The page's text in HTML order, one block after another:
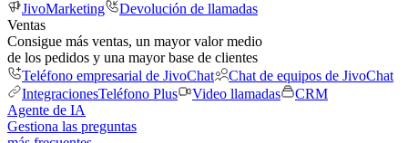
JivoMarketing
Devolución de llamadas
Ventas
Consigue más ventas, un mayor valor medio
de los pedidos y una mayor base de clientes
Teléfono empresarial de JivoChat
Chat de equipos de JivoChat
IntegracionesTeléfono Plus Video llamadas
CRM
Agente de IA
Gestiona las preguntas